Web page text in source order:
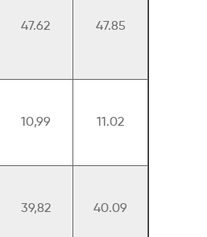
47.62 47.85
10,99 11.02
39,82 40.09